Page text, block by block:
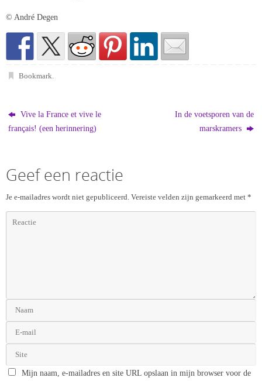
© André Degen
Bookmark
Vive la France et vive le
français! (een herinnering)
In de voetsporen van de
marskramers
Geef een reactie
Je e-mailadres wordt niet gepubliceerd. Vereiste velden zijn gemarkeerd met *
Mijn naam, e-mailadres en site URL opslaan in mijn browser voor de